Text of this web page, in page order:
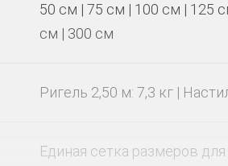
50 см | 75 см | 100 см | 125
см | 300 см
Ригель 2,50 м: 7,3 кг |
Единая сетка размеров